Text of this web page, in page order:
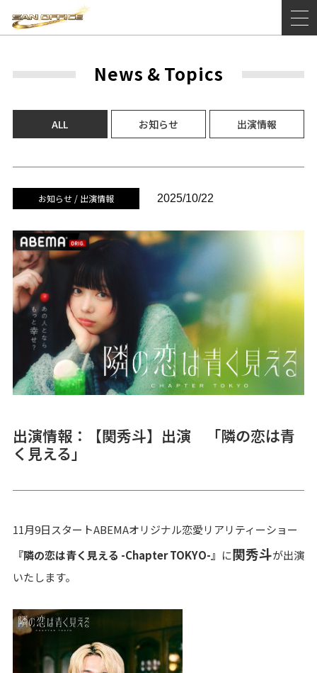
News & Topics
ALL お知らせ 出演情報
お知らせ / 出演情報 2025/10/22
出演情報：【関秀斗】出演 「隣の恋は青
く見える」
11月9日スタートABEMAオリジナル恋愛リアリティーショー
『隣の恋は青く見える -Chapter TOKYO-』 に関秀斗が出演
いたします。